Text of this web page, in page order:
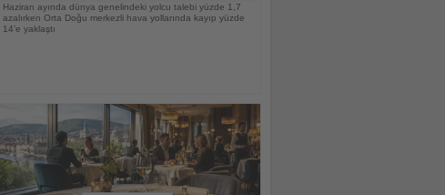
Haziran ayında dünya genelindeki yolcu talebi yüzde 1,7
azalırken Orta Doğu merkezli hava yollarında kayıp yüzde
14’e yaklaştı